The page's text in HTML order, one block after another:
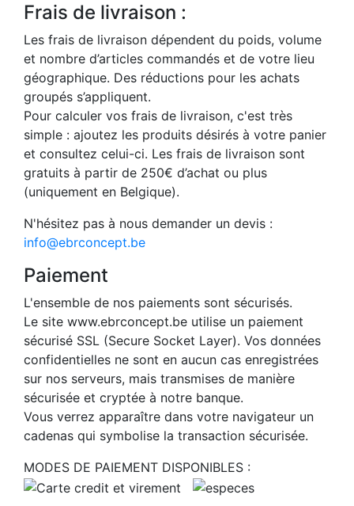
Frais de livraison :
Les frais de livraison dépendent du poids, volume
et nombre d’articles commandés et de votre lieu
géographique. Des réductions pour les achats
groupés s’appliquent.
Pour calculer vos frais de livraison, c'est très
simple : ajoutez les produits désirés à votre panier
et consultez celui-ci. Les frais de livraison sont
gratuits à partir de 250€ d’achat ou plus
(uniquement en Belgique).
N'hésitez pas à nous demander un devis :
info@ebrconcept.be
Paiement
L'ensemble de nos paiements sont sécurisés.
Le site www.ebrconcept.be utilise un paiement
sécurisé SSL (Secure Socket Layer). Vos données
confidentielles ne sont en aucun cas enregistrées
sur nos serveurs, mais transmises de manière
sécurisée et cryptée à notre banque.
Vous verrez apparaître dans votre navigateur un
cadenas qui symbolise la transaction sécurisée.
MODES DE PAIEMENT DISPONIBLES :